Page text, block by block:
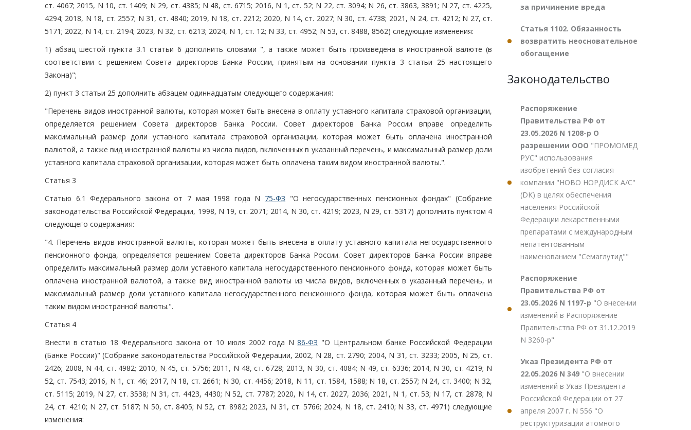
ст. 4067; 2015, N 10, ст. 1409; N 29, ст. 4385; N 48, ст. 6715; 2016, N 1, ст. 52; N 22, ст. 3094; N 26, ст. 3863, 3891; N 27, ст. 4225,
4294; 2018, N 18, ст. 2557; N 31, ст. 4840; 2019, N 18, ст. 2212; 2020, N 14, ст. 2027; N 30, ст. 4738; 2021, N 24, ст. 4212; N 27, ст.
5171; 2022, N 14, ст. 2194; 2023, N 32, ст. 6213; 2024, N 1, ст. 12; N 33, ст. 4952; N 53, ст. 8488, 8562) следующие изменения:
1) абзац шестой пункта 3.1 статьи 6 дополнить словами ", а также может быть произведена в иностранной валюте (в
соответствии с решением Совета директоров Банка России, принятым на основании пункта 3 статьи 25 настоящего
Закона)";
2) пункт 3 статьи 25 дополнить абзацем одиннадцатым следующего содержания:
"Перечень видов иностранной валюты, которая может быть внесена в оплату уставного капитала страховой организации,
определяется решением Совета директоров Банка России. Совет директоров Банка России вправе определить
максимальный размер доли уставного капитала страховой организации, которая может быть оплачена иностранной
валютой, а также вид иностранной валюты из числа видов, включенных в указанный перечень, и максимальный размер доли
уставного капитала страховой организации, которая может быть оплачена таким видом иностранной валюты.".
Статья 3
Статью 6.1 Федерального закона от 7 мая 1998 года N 75-ФЗ "О негосударственных пенсионных фондах" (Собрание
законодательства Российской Федерации, 1998, N 19, ст. 2071; 2014, N 30, ст. 4219; 2023, N 29, ст. 5317) дополнить пунктом 4
следующего содержания:
"4. Перечень видов иностранной валюты, которая может быть внесена в оплату уставного капитала негосударственного
пенсионного фонда, определяется решением Совета директоров Банка России. Совет директоров Банка России вправе
определить максимальный размер доли уставного капитала негосударственного пенсионного фонда, которая может быть
оплачена иностранной валютой, а также вид иностранной валюты из числа видов, включенных в указанный перечень, и
максимальный размер доли уставного капитала негосударственного пенсионного фонда, которая может быть оплачена
таким видом иностранной валюты.".
Статья 4
Внести в статью 18 Федерального закона от 10 июля 2002 года N86-ФЗ "О Центральном банке Российской Федерации
(Банке России)" (Собрание законодательства Российской Федерации, 2002, N 28, ст. 2790; 2004, N 31, ст. 3233; 2005, N 25, ст.
2426; 2008, N 44, ст. 4982; 2010, N 45, ст. 5756; 2011, N 48, ст. 6728; 2013, N 30, ст. 4084; N 49, ст. 6336; 2014, N 30, ст. 4219; N
52, ст. 7543; 2016, N 1, ст. 46; 2017, N 18, ст. 2661; N 30, ст. 4456; 2018, N 11, ст. 1584, 1588; N 18, ст. 2557; N 24, ст. 3400; N 32,
ст. 5115; 2019, N 27, ст. 3538; N 31, ст. 4423, 4430; N 52, ст. 7787; 2020, N 14, ст. 2027, 2036; 2021, N 1, ст. 53; N 17, ст. 2878; N
24, ст. 4210; N 27, ст. 5187; N 50, ст. 8405; N 52, ст. 8982; 2023, N 31, ст. 5766; 2024, N 18, ст. 2410; N 33, ст. 4971) следующие
изменения:
за причинение вреда
Статья 1102. Обязанность
возвратить неосновательное
обогащение
Законодательство
Распоряжение
Правительства РФ от
23.05.2026 N 1208-р О
разрешении ООО "ПРОМОМЕД
РУС" использования
изобретений без согласия
компании "НОВО НОРДИСК А/С"
(DK) в целях обеспечения
населения Российской
Федерации лекарственными
препаратами с международным
непатентованным
наименованием "Семаглутид""
Распоряжение
Правительства РФ от
23.05.2026 N 1197-р "О внесении
изменений в Распоряжение
Правительства РФ от 31.12.2019
N 3260-р"
Указ Президента РФ от
22.05.2026 N 349 "О внесении
изменений в Указ Президента
Российской Федерации от 27
апреля 2007 г. N 556 "О
реструктуризации атомного